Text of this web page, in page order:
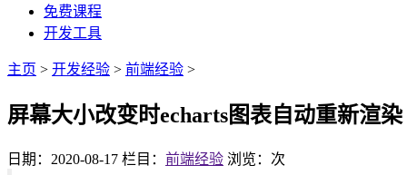
免费课程
开发工具
主页 > 开发经验 > 前端经验 >
屏幕大小改变时echarts图表自动重新渲染
日期：2020-08-17 栏目： 前端经验 浏览： 次